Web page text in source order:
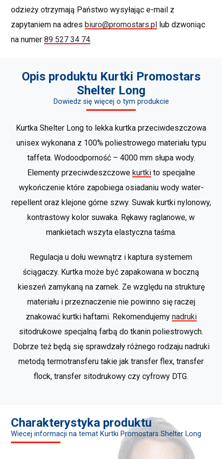
odzieży otrzymają Państwo wysyłając e-mail z
zapytaniem na adresbiuro@promostars.pl lub dzwoniąc
na numer89 527 34 74.
Opis produktu Kurtki Promostars
Shelter Long
Dowiedz się więcej o tym produkcie
Kurtka Shelter Long to lekka kurtka przeciwdeszczowa
unisex wykonana z 100% poliestrowego materiału typu
taffeta. Wodoodporność – 4000 mm słupa wody.
Elementy przeciwdeszczowe kurtkito specjalne
wykończenie które zapobiega osiadaniu wody water-
repellent oraz klejone górne szwy. Suwak kurtki nylonowy,
kontrastowy kolor suwaka. Rękawy raglanowe, w
mankietach wszyta elastyczna taśma.
Regulacja u dołu wewnątrz i kaptura systemem
ściągaczy. Kurtka może być zapakowana w boczną
kieszeń zamykaną na zamek. Ze względu na strukturę
materiału i przeznaczenie nie powinno się raczej
znakować kurtki haftami. Rekomendujemy nadruki
sitodrukowe specjalną farbą do tkanin poliestrowych.
Dobrze też będą się sprawdzały różnego rodzaju nadruki
metodą termotransferu takie jak transfer flex, transfer
flock, transfer sitodrukowy czy cyfrowy DTG.
Charakterystyka produktu
Wiecej informacji na temat Kurtki Promostars Shelter Long